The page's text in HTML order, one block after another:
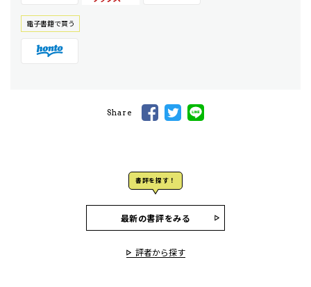
電⼦書籍で買う
Share
書評を探す！
最新の書評をみる
評者から探す